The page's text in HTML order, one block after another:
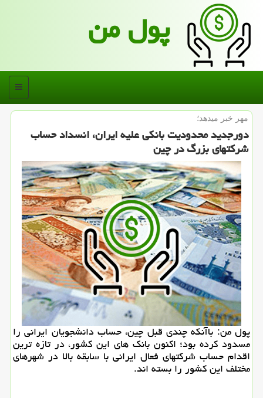
پول من
منو
مهر خبر می‎دهد؛
دورجدید محدودیت بانكی علیه ایران، انسداد حساب
شركتهای بزرگ در چین
پول من: باآنكه چندی قبل چین، حساب دانشجویان ایرانی را
مسدود كرده بود؛ اكنون بانك های این كشور، در تازه ترین
اقدام حساب شركتهای فعال ایرانی با سابقه بالا در شهرهای
مختلف این كشور را بسته اند.